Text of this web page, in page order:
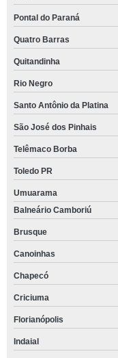
Pontal do Paraná
Quatro Barras
Quitandinha
Rio Negro
Santo Antônio da Platina
São José dos Pinhais
Telêmaco Borba
Toledo PR
Umuarama
Balneário Camboriú
Brusque
Canoinhas
Chapecó
Criciuma
Florianópolis
Indaial